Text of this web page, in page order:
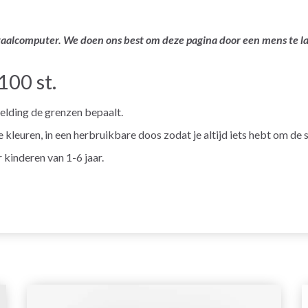
We doen ons best om deze pagina door een mens te
st.
de grenzen bepaalt.
in een herbruikbare doos zodat je altijd iets hebt om de
van 1-6 jaar.